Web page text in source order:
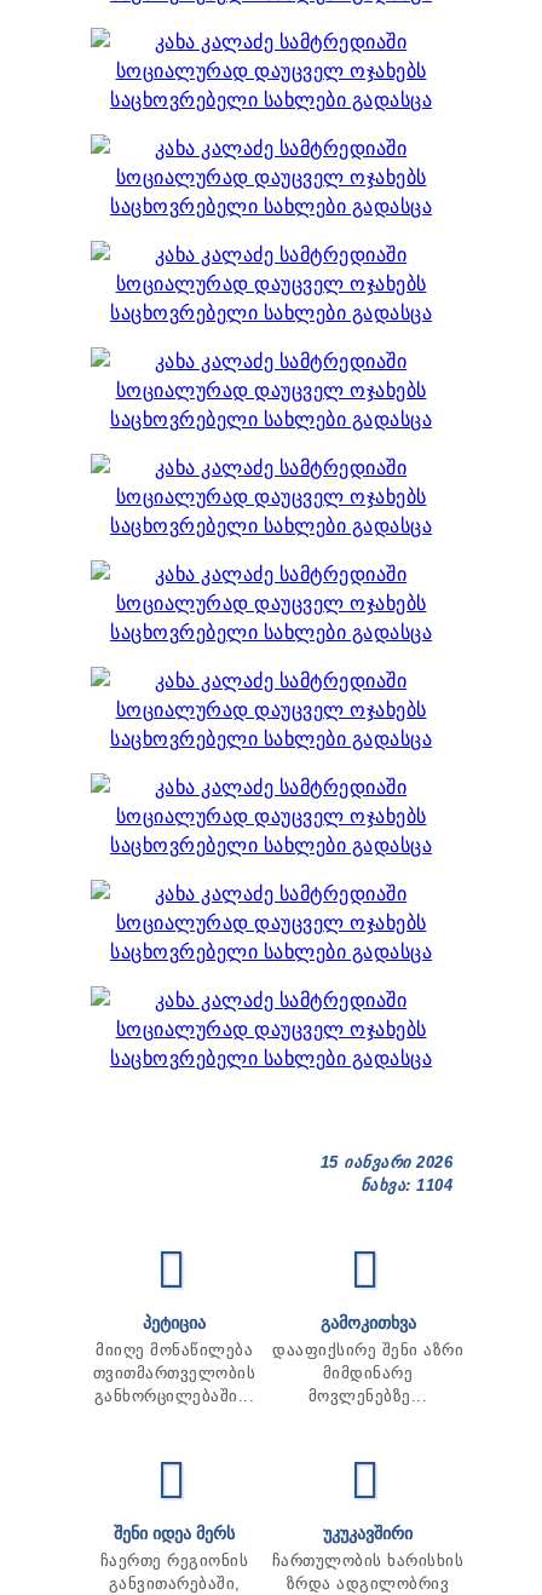
15 იანვარი 2026
ნახვა: 1104
ᲞᲔᲢᲘᲪᲘᲐ
მიიღე მონაწილება
თვითმართველობის
განხორცილებაში...
ᲒᲐᲛᲝᲙᲘᲗᲮᲕᲐ
დააფიქსირე შენი აზრი
მიმდინარე
მოვლენებზე...
ᲨᲔᲜᲘ ᲘᲓᲔᲐ ᲛᲔᲠᲡ
ჩაერთე რეგიონის
განვითარებაში,
ᲣᲙᲣᲙᲐᲕᲨᲘᲠᲘ
ჩართულობის ხარისხის
ზრდა ადგილობრივ